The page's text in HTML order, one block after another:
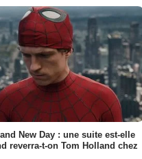
New Day : une suite est-elle
reverra-t-on Tom Holland chez